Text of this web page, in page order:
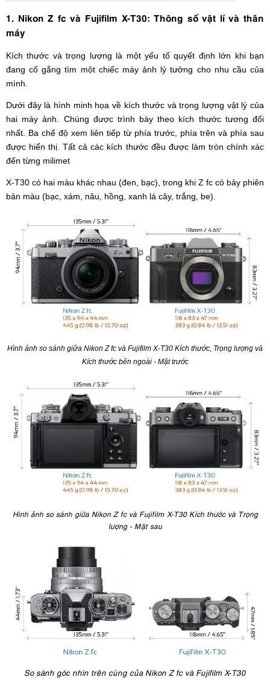
1. Nikon Z fc và Fujifilm X-T30: Thông số vật lí và thân
máy
Kích thước và trọng lượng là một yếu tố quyết định lớn khi bạn
đang cố gắng tìm một chiếc máy ảnh lý tưởng cho nhu cầu của
mình.
Dưới đây là hình minh họa về kích thước và trọng lượng vật lý của
hai máy ảnh. Chúng được trình bày theo kích thước tương đối
nhất. Ba chế độ xem liên tiếp từ phía trước, phía trên và phía sau
được hiển thị. Tất cả các kích thước đều được làm tròn chính xác
đến từng milimet
X-T30 có hai màu khác nhau (đen, bạc), trong khi Z fc có bảy phiên
bản màu (bạc, xám, nâu, hồng, xanh lá cây, trắng, be).
Hình ảnh so sánh giữa Nikon Z fc và Fujifilm X-T30 Kích thước, Trọng lượng và
Kích thước bên ngoài - Mặt trước
Hình ảnh so sánh giữa Nikon Z fc và Fujifilm X-T30 Kích thước và Trọng
lượng - Mặt sau
So sánh góc nhìn trên cùng của Nikon Z fc và Fujifilm X-T30